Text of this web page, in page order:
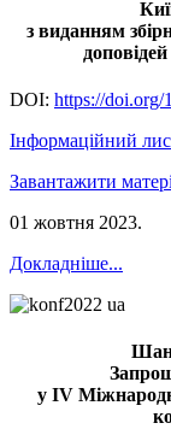
з виданням
DOI: https://doi.org/
Інформаційний
Завантажити
01 жовтня 2023.
Докладніше...
у IV